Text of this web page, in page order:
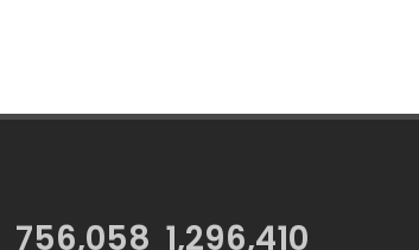
756,058 1,296,410